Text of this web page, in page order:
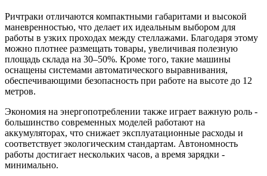
Ричтраки отличаются компактными габаритами и высокой
маневренностью, что делает их идеальным выбором для
работы в узких проходах между стеллажами. Благодаря этому
можно плотнее размещать товары, увеличивая полезную
площадь склада на 30–50%. Кроме того, такие машины
оснащены системами автоматического выравнивания,
обеспечивающими безопасность при работе на высоте до 12
метров.
Экономия на энергопотреблении также играет важную роль -
большинство современных моделей работают на
аккумуляторах, что снижает эксплуатационные расходы и
соответствует экологическим стандартам. Автономность
работы достигает нескольких часов, а время зарядки -
минимально.